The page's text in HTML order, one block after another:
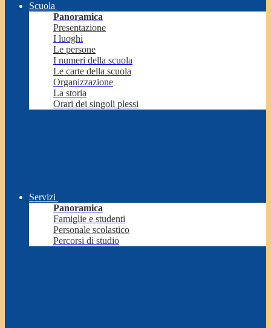
Scuola
Panoramica
Presentazione
I luoghi
Le persone
I numeri della scuola
Le carte della scuola
Organizzazione
La storia
Orari dei singoli plessi
Servizi
Panoramica
Famiglie e studenti
Personale scolastico
Percorsi di studio